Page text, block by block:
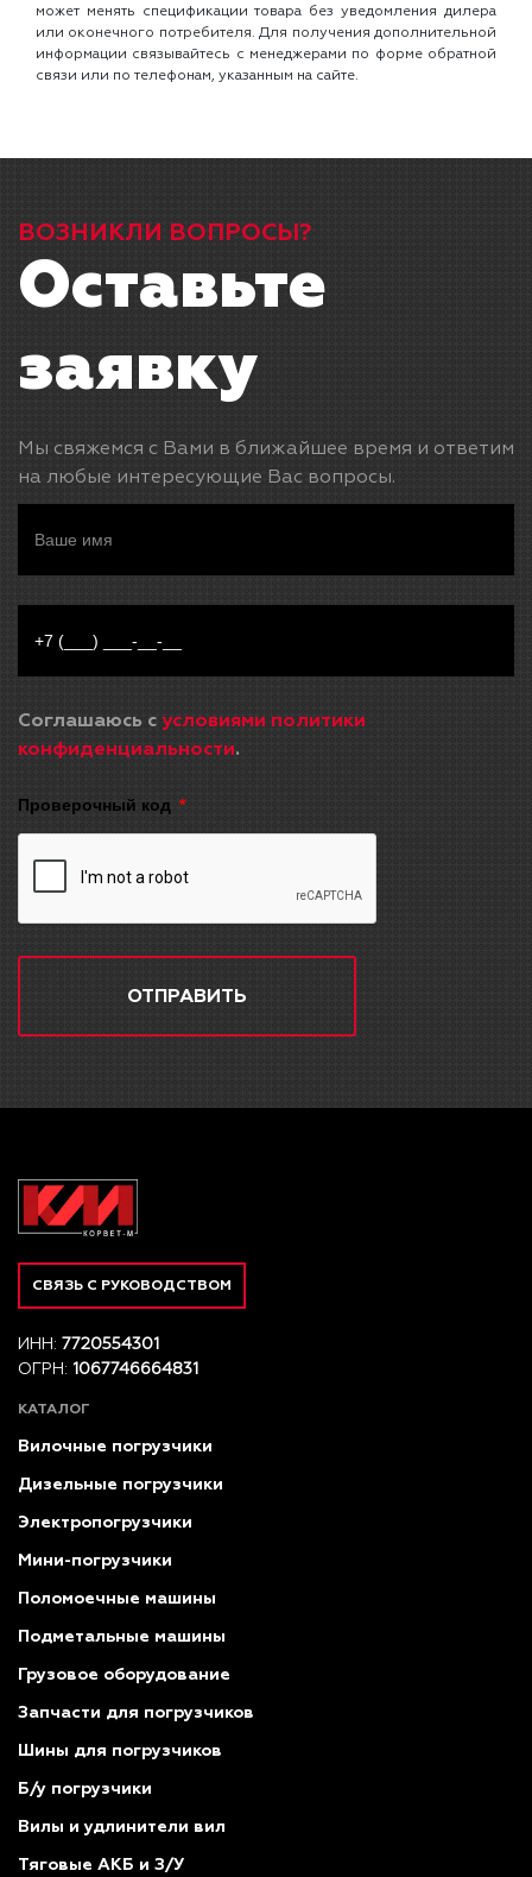
может менять спецификации товара без уведомления дилера
или оконечного потребителя. Для получения дополнительной
информации связывайтесь с менеджерами по форме обратной
связи или по телефонам, указанным на сайте.
ВОЗНИКЛИ ВОПРОСЫ?
Оставьте
заявку
Мы свяжемся с Вами в ближайшее время и ответим
на любые интересующие Вас вопросы.
Соглашаюсь с условиями политики
конфиденциальности.
Проверочный код
ОТПРАВИТЬ
СВЯЗЬ С РУКОВОДСТВОМ
ИНН: 7720554301
ОГРН: 1067746664831
КАТАЛОГ
Вилочные погрузчики
Дизельные погрузчики
Электропогрузчики
Мини-погрузчики
Поломоечные машины
Подметальные машины
Грузовое оборудование
Запчасти для погрузчиков
Шины для погрузчиков
Б/у погрузчики
Вилы и удлинители вил
Тяговые АКБ и З/У